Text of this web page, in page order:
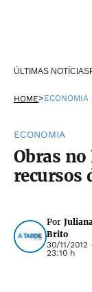
ÚLTIMAS NOTÍCIAS
HOME>ECONOMIA
ECONOMIA
Obras
recursos
Por
Brito
30/11/2012
23:10 h